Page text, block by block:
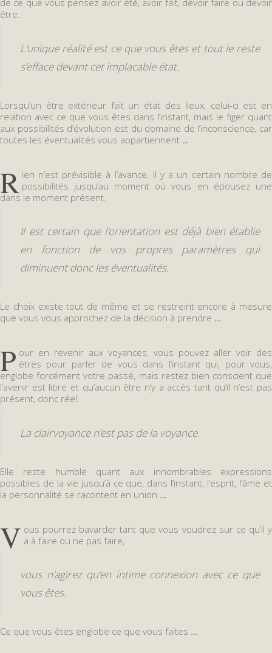
de ce que vous pensez avoir été, avoir fait, devoir faire ou devoir
être.
L’unique réalité est ce que vous êtes et tout le reste
s’efface devant cet implacable état.
Lorsqu’un être extérieur fait un état des lieux, celui-ci est en
relation avec ce que vous êtes dans l’instant, mais le figer quant
aux possibilités d’évolution est du domaine de l’inconscience, car
toutes les éventualités vous appartiennent …
R ien n’est prévisible à l’avance. Il y a un certain nombre de
possibilités jusqu’au moment où vous en épousez une
dans le moment présent.
Il est certain que l’orientation est déjà bien établie
en fonction de vos propres paramètres qui
diminuent donc les éventualités.
Le choix existe tout de même et se restreint encore à mesure
que vous vous approchez de la décision à prendre …
P our en revenir aux voyances, vous pouvez aller voir des
êtres pour parler de vous dans l’instant qui, pour vous,
englobe forcément votre passé, mais restez bien conscient que
l’avenir est libre et qu’aucun être n’y a accès tant qu’il n’est pas
présent, donc réel.
La clairvoyance n’est pas de la voyance.
Elle reste humble quant aux innombrables expressions
possibles de la vie jusqu’à ce que, dans l’instant, l’esprit, l’âme et
la personnalité se racontent en union …
V ous pourrez bavarder tant que vous voudrez sur ce qu’il y
a à faire ou ne pas faire,
vous n’agirez qu’en intime connexion avec ce que
vous êtes.
Ce que vous êtes englobe ce que vous faites …